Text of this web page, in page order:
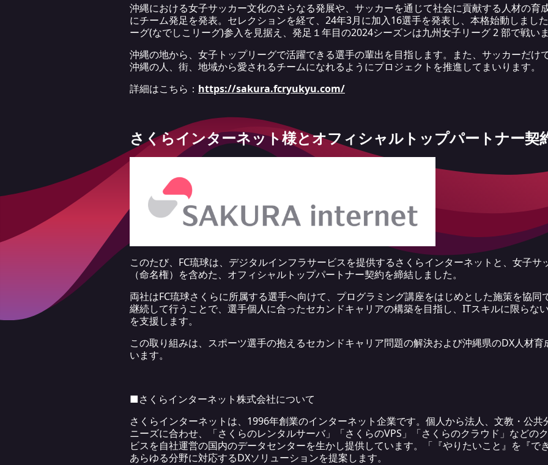
沖縄における女子サッカー文化のさらなる発展や、サッカーを通じて社会に貢献する人材の育
にチーム発足を発表。セレクションを経て、24年3月に加入16選手を発表し、本格始動しまし
ーグ(なでしこリーグ)参入を見据え、発足１年目の2024シーズンは九州女子リーグ 2 部で戦い
沖縄の地から、女子トップリーグで活躍できる選手の輩出を目指します。また、サッカーだけ
沖縄の人、街、地域から愛されるチームになれるようにプロジェクトを推進してまいります。
詳細はこちら： https://sakura.fcryukyu.com/
さくらインターネット様とオフィシャルトップパートナー契
このたび、FC琉球は、デジタルインフラサービスを提供するさくらインターネットと、女子
（命名権）を含めた、オフィシャルトップパートナー契約を締結しました。
両社はFC琉球さくらに所属する選手へ向けて、プログラミング講座をはじめとした施策を協
継続して行うことで、選手個人に合ったセカンドキャリアの構築を目指し、ITスキルに限らな
を支援します。
この取り組みは、スポーツ選手の抱えるセカンドキャリア問題の解決および沖縄県のDX人材
います。
■さくらインターネット株式会社について
さくらインターネットは、1996年創業のインターネット企業です。個人から法人、文教・公
ニーズに合わせ、「さくらのレンタルサーバ」「さくらのVPS」「さくらのクラウド」などの
ビスを自社運営の国内のデータセンターを生かし提供しています。「『やりたいこと』を『で
あらゆる分野に対応するDXソリューションを提案します。